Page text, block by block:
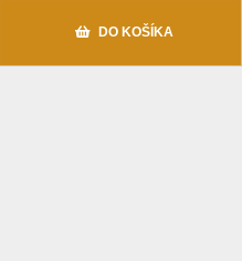
DO KOŠÍKA